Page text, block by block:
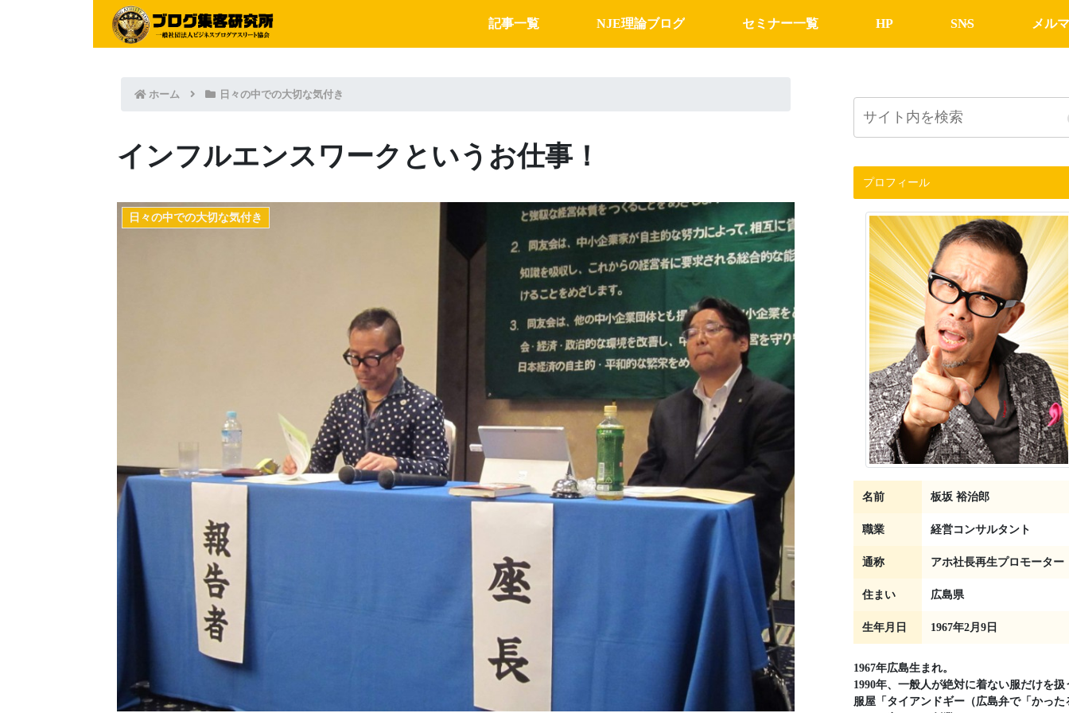
記事一覧 NJE理論ブログ セミナー一覧 HP SNS メル
ホーム 日々の中での大切な気付き
インフルエンスワークというお仕事！
日々の中での大切な気付き
プロフィール
名前 板坂 裕治郎
職業 経営コンサルタント
通称 アホ社長再生プロモーター
住まい 広島県
生年月日 1967年2月9日
1967年広島生まれ。
1990年、一般人が絶対に着ない服だけを扱
服屋「タイアンドギー（広島弁で「かった